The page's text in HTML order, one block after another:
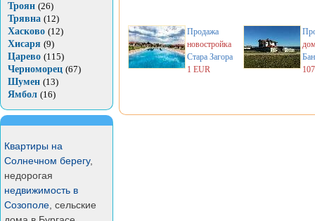
Троян (26)
Трявна (12)
Хасково (12)
Хисаря (9)
Царево (115)
Черноморец (67)
Шумен (13)
Ямбол (16)
Квартиры на
Солнечном берегу,
недорогая
недвижимость в
Созополе , сельские
Продажа
новостройка
Стара Загора
1 EUR